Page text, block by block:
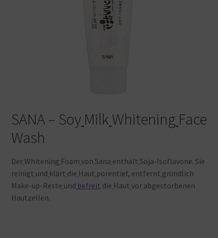
SANA – Soy Milk Whitening Face
Wash
Der Whitening Foam von Sana enthält Soja-Isoflavone. Sie
reinigt und klärt die Haut porentief, entfernt gründlich
Make-up-Reste und befreit die Haut vor abgestorbenen
Hautzellen.